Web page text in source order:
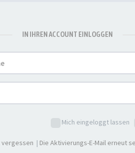
IN IHREN ACCOUNT EINLOGGEN
Mich eingeloggt lassen
vergessen | Die Aktivierungs-E-Mail erneut